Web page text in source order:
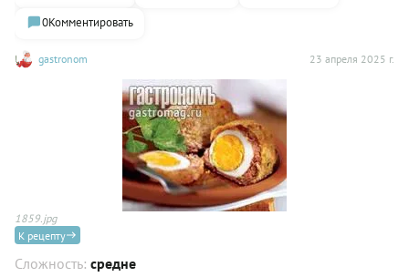
gastronom 23 апреля 2025 г.
0Комментировать
1859.jpg
К рецепту
Сложность: средне